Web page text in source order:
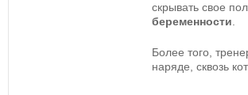
скрывать свое
беременности
Более того,
наряде, сквозь